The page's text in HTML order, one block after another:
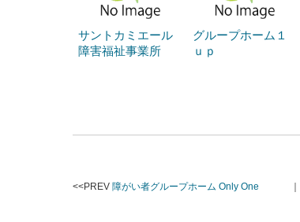
サントカミエール
障害福祉事業所
グループホーム１
ｕｐ
<<PREV 障がい者グループホーム Only One ｜